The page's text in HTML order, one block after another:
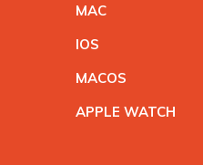
MAC
IOS
MACOS
APPLE WATCH